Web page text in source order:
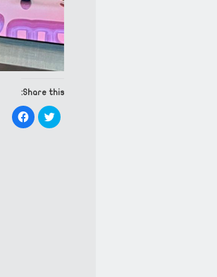
Share this:
Click
to
share
Click
to